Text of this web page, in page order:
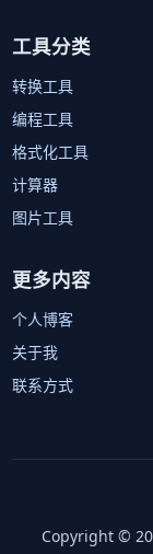
工具分类
转换工具
编程工具
格式化工具
计算器
图片工具
更多内容
个人博客
关于我
联系方式
Copyright ©